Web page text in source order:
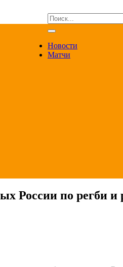
Новости
Матчи
России по регби и